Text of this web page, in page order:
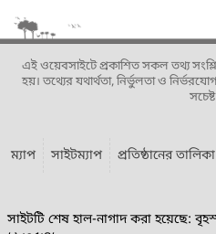
এই ওয়েবসাইটে প্রকাশিত সকল তথ্য
হয়। তথ্যের যথার্থতা, নির্ভুলতা ও
ম্যাপ সাইটম্যাপ প্রতিষ্ঠানের তালিকা
সাইটটি শেষ হাল-নাগাদ করা হয়েছে: